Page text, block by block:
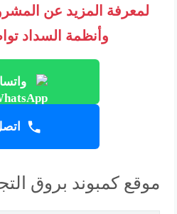
لمعرفة المزيد عن
وأنظمة السداد
موقع كمبوند بروق